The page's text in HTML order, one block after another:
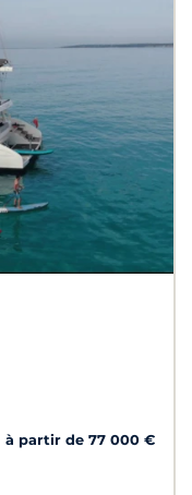
à partir de 77 000 €